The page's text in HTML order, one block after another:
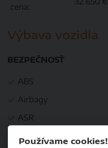
cena:
Výbava vozidla
BEZPEČNOSŤ
ABS
Airbagy
ASR
Brzdový asistent
Používame cookies!